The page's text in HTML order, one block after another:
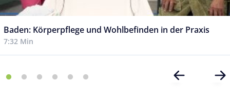
Baden: Körperpflege und Wohlbefinden in der Praxis
7:32 Min